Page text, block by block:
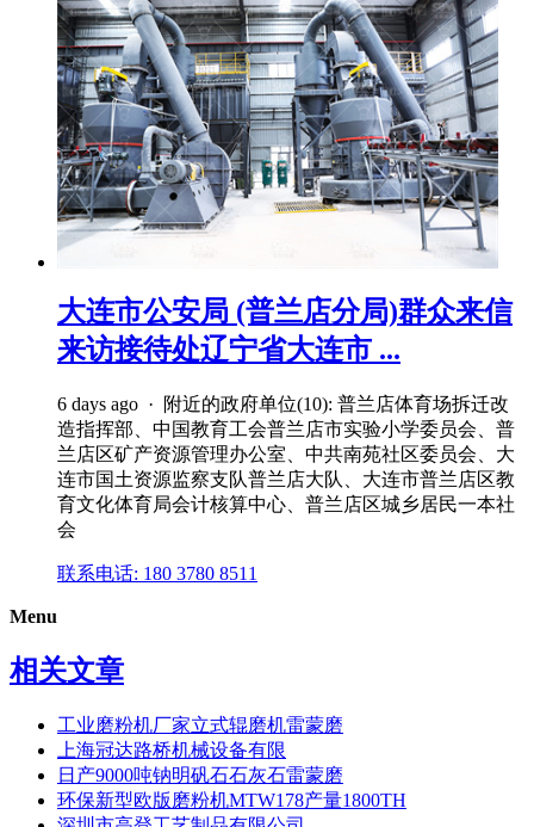
大连市公安局 (普兰店分局)群众来信
来访接待处辽宁省大连市 ...
6 days ago · 附近的政府单位(10): 普兰店体育场拆迁改
造指挥部、中国教育工会普兰店市实验小学委员会、普
兰店区矿产资源管理办公室、中共南苑社区委员会、大
连市国土资源监察支队普兰店大队、大连市普兰店区教
育文化体育局会计核算中心、普兰店区城乡居民一本社
会
联系电话: 180 3780 8511
Menu
相关文章
工业磨粉机厂家立式辊磨机雷蒙磨
上海冠达路桥机械设备有限
日产9000吨钠明矾石石灰石雷蒙磨
环保新型欧版磨粉机MTW178产量1800TH